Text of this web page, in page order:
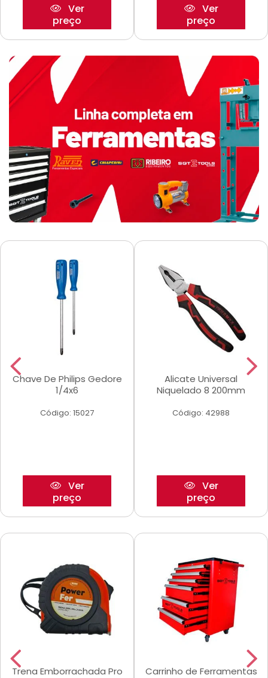
Ver
preço
Ver
preço
Chave De Philips Gedore
1/4x6
Código: 15027
Ver
preço
Alicate Universal
Niquelado 8 200mm
Código: 42988
Ver
preço
Trena Emborrachada Pro
Carrinho de Ferramentas